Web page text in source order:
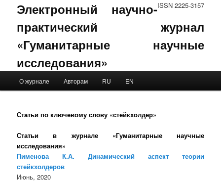
ISSN 2225-3157
Электронный научно-
практический журнал
«Гуманитарные научные
исследования»
Skip to primary content
Skip to secondary content
О журнале Авторам RU EN
Статьи по ключевому слову «стейкхолдер»
Статьи в журнале «Гуманитарные научные
исследования»
Пименова К.А. Динамический аспект теории
стейкхолдеров
Июнь, 2020